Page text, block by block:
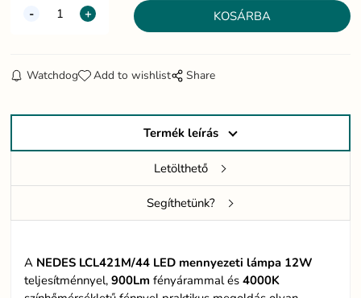
Watchdog Add to wishlist Share
Termék leírás
Letölthető
Segíthetünk?
A NEDES LCL421M/44 LED mennyezeti lámpa 12W
teljesítménnyel,900Lm fényárammal és4000K